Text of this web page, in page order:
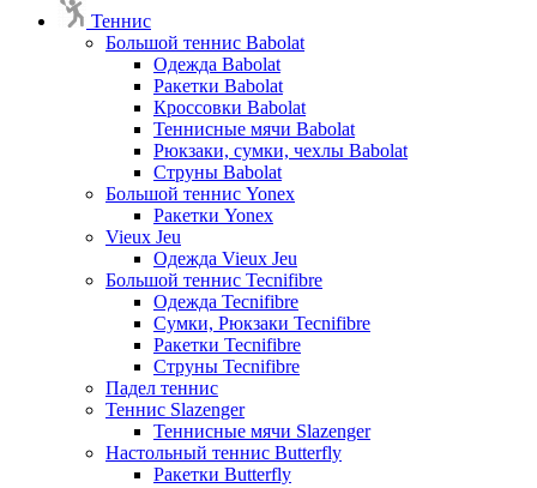
Теннис
Большой теннис Babolat
Одежда Babolat
Ракетки Babolat
Кроссовки Babolat
Теннисные мячи Babolat
Рюкзаки, сумки, чехлы Babolat
Струны Babolat
Большой теннис Yonex
Ракетки Yonex
Vieux Jeu
Одежда Vieux Jeu
Большой теннис Tecnifibre
Одежда Tecnifibre
Сумки, Рюкзаки Tecnifibre
Ракетки Tecnifibre
Струны Tecnifibre
Падел теннис
Теннис Slazenger
Теннисные мячи Slazenger
Настольный теннис Butterfly
Ракетки Butterfly